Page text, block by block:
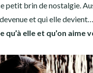
petit brin de nostalgie.
devenue et qui elle devient…
qu’à elle et qu’on aime